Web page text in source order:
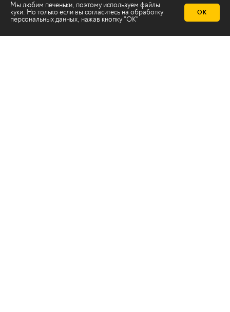
Мы любим печеньки, поэтому используем файлы
куки. Но только если вы согласитесь на обработку
персональных данных, нажав кнопку "ОК"
ОК